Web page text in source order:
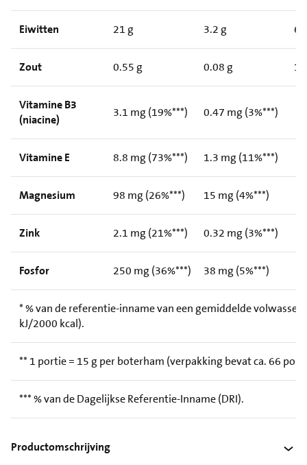
Eiwitten 21 g 3.2 g
Zout 0.55 g 0.08 g
Vitamine B3
(niacine)
3.1 mg (19%***) 0.47 mg (3%***)
Vitamine E 8.8 mg (73%***) 1.3 mg (11%***)
Magnesium 98 mg (26%***) 15 mg (4%***)
Zink 2.1 mg (21%***) 0.32 mg (3%***)
Fosfor 250 mg (36%***) 38 mg (5%***)
* % van de referentie-inname van een gemiddelde
kJ/2000 kcal).
** 1 portie = 15 g per boterham (verpakking bevat ca. 66
*** % van de Dagelijkse Referentie-Inname (DRI).
Productomschrijving